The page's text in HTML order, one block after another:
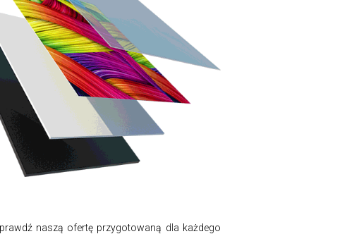
naszą ofertę przygotowaną dla każdego